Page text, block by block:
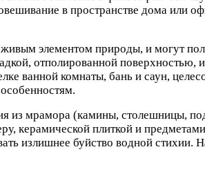
в пространстве дома или
элементом природы, и могут
отполированной поверхностью,
ванной комнаты, бань и саун,
из мрамора (камины, столешницы,
керамической плиткой и
излишнее буйство водной стихии.